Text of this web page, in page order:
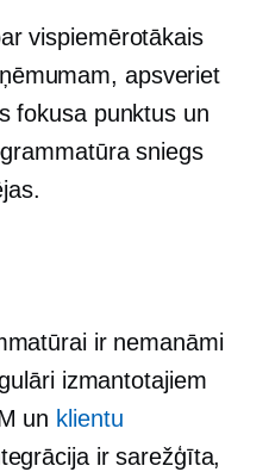
vispiemērotākais
apsveriet
fokusa punktus un
sniegs
ir nemanāmi
izmantotajiem
un klientu
ir sarežģīta,